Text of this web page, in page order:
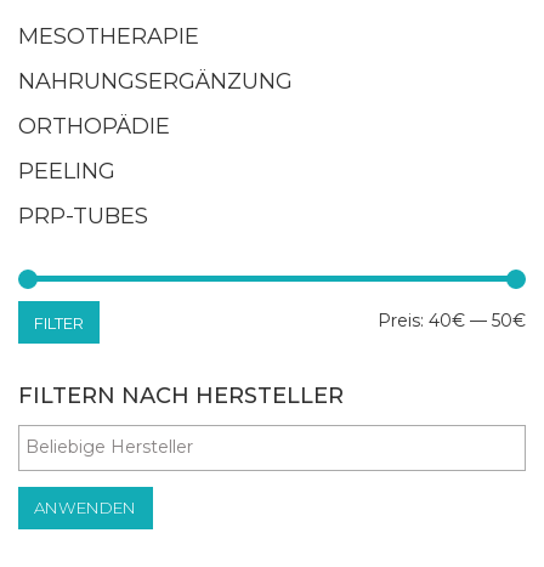
MESOTHERAPIE
NAHRUNGSERGÄNZUNG
ORTHOPÄDIE
PEELING
PRP-TUBES
FILTER Preis: 40€ — 50€
FILTERN NACH HERSTELLER
ANWENDEN